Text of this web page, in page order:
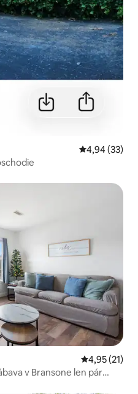
Priemerné
4,94 (33)
Priemerné
4,95 (21)
v Bransone len pár